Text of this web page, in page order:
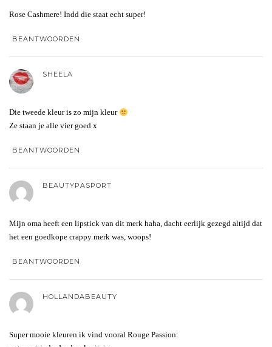
Rose Cashmere! Indd die staat echt super!
BEANTWOORDEN
SHEELA
Die tweede kleur is zo mijn kleur
Ze staan je alle vier goed x
BEANTWOORDEN
BEAUTYPASPORT
Mijn oma heeft een lipstick van dit merk haha, dacht eerlijk gezegd altijd dat
het een goedkope crappy merk was, woops!
BEANTWOORDEN
HOLLANDABEAUTY
Super mooie kleuren ik vind vooral Rouge Passion: